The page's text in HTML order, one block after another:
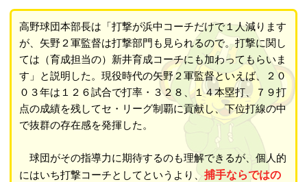
高野球団本部長は「打撃が浜中コーチだけで１人減ります
が、矢野２軍監督は打撃部門も見られるので。打撃に関し
ては（育成担当の）新井育成コーチにも加わってもらいま
す」と説明した。現役時代の矢野２軍監督といえば、２０
０３年は１２６試合で打率・３２８、１４本塁打、７９打
点の成績を残してセ・リーグ制覇に貢献し、下位打線の中
で抜群の存在感を発揮した。
球団がその指導力に期待するのも理解できるが、個人的
にはいち打撃コーチとしてというより、 捕手ならではの